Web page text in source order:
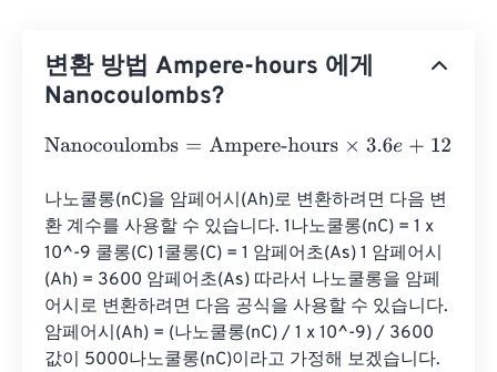
변환 방법 Ampere-hours 에게
Nanocoulombs?
Nanocoulombs=Ampere-hours×3.6e +12
나노쿨롱(nC)을 암페어시(Ah)로 변환하려면 다음 변
환 계수를 사용할 수 있습니다. 1나노쿨롱(nC) = 1 x
10^-9 쿨롱(C) 1쿨롱(C) = 1 암페어초(A·s) 1 암페어시
(Ah) = 3600 암페어초(A·s) 따라서 나노쿨롱을 암페
어시로 변환하려면 다음 공식을 사용할 수 있습니다.
암페어시(Ah) = (나노쿨롱(nC) / 1 x 10^-9) / 3600
값이 5000나노쿨롱(nC)이라고 가정해 보겠습니다.